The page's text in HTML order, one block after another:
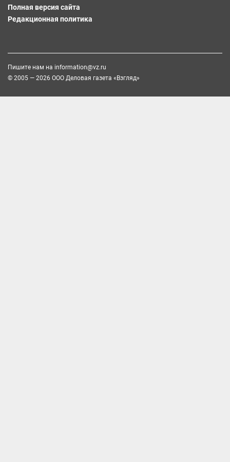
Полная версия сайта
Редакционная политика
Пишите нам на information@vz.ru
© 2005 — 2026 ООО Деловая газета «Взгляд»